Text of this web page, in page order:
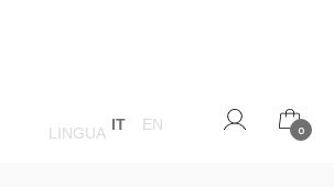
LINGUA IT EN 0